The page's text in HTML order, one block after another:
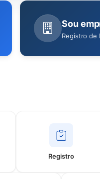
Sou
Registro de
Registro